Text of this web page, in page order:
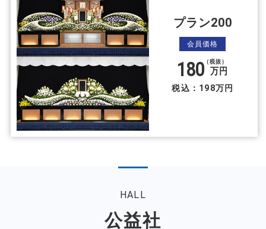
プラン200
会員価格
180 （税抜）
万円
税込：198万円
HALL
公益社